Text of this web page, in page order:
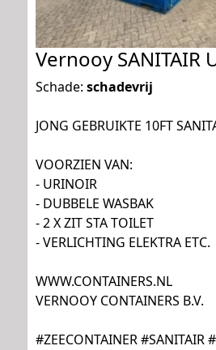
Vernooy SANITAIR
Schade: schadevrij
JONG GEBRUIKTE 10FT
VOORZIEN VAN:
- URINOIR
- DUBBELE WASBAK
- 2 X ZIT STA TOILET
- VERLICHTING ELEKTRA ETC.
WWW.CONTAINERS.NL
VERNOOY CONTAINERS B.V.
#ZEECONTAINER #SANITAIR